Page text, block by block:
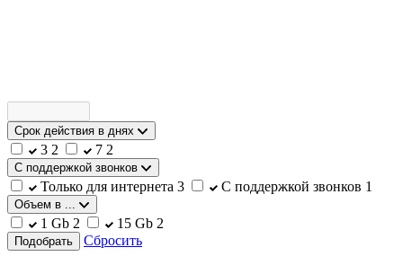
Срок действия в днях
3 2 7 2
С поддержкой звонков
Только для интернета 3 С поддержкой звонков 1
Объем в ...
1 Gb 2 15 Gb 2
Подобрать Сбросить